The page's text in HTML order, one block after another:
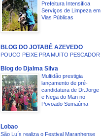
Prefeitura Intensifica
Serviços de Limpeza em
Vias Públicas
BLOG DO JOTABÊ AZEVEDO
POUCO PEIXE PRA MUITO PESCADOR
Blog do Djalma Silva
Multidão prestigia
lançamento de pré-
candidatura de Dr.Jorge
e Nega do Man no
Povoado Sumaúma
Lobao
São Luís realiza o Festival Maranhense